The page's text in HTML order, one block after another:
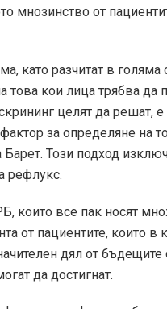
мнозинство от
като разчитат в
това кои лица трябва
целят да решат, е
за определяне на
Този подход
рефлукс.
които все пак носят
от пациентите, които в
дял от бъдещите
да достигнат.